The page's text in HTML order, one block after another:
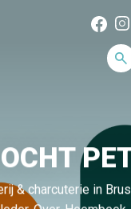
& charcuterie in